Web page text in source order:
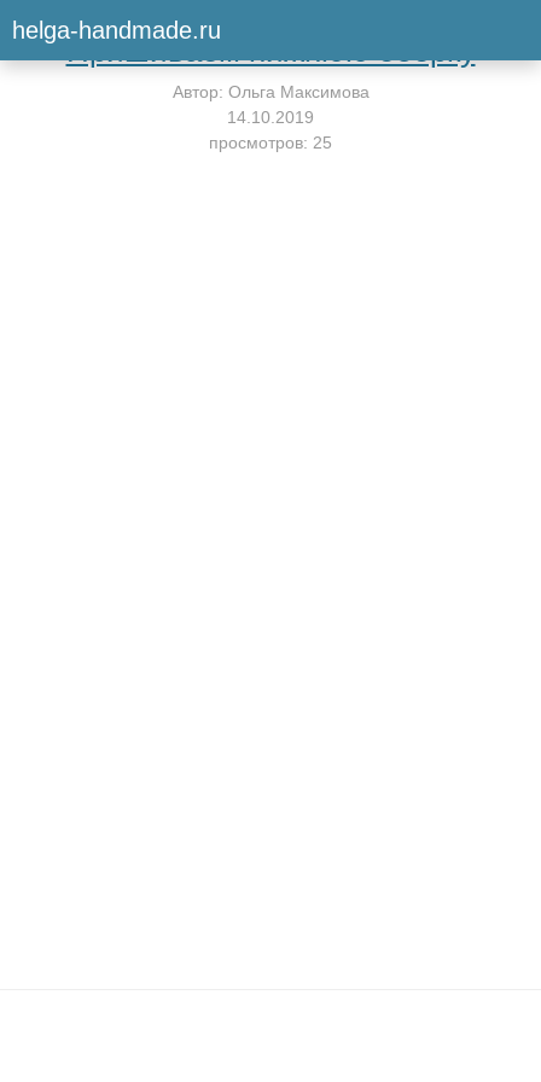
helga-handmade.ruВернуться к мастер-классу
Пришиваем нижнюю оборку
Автор: Ольга Максимова
14.10.2019
просмотров: 25